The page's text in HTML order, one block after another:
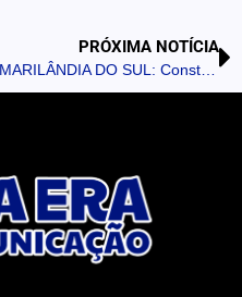
PRÓXIMA NOTÍCIA
MARILÂNDIA DO SUL: Construção da nova sede do CRAS segue em ritmo acelerado